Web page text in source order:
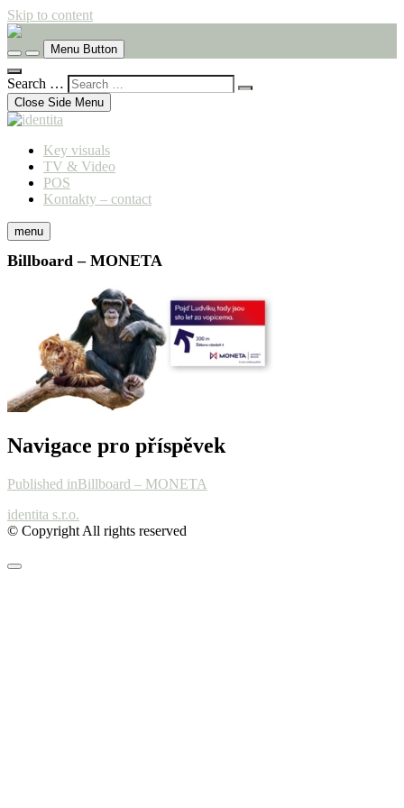
Skip to content
identita
komunikační agentura
Menu Button
Search …
Close Side Menu
Key visuals
TV & Video
POS
Kontakty – contact
menu
Billboard – MONETA
Navigace pro příspěvek
Published inBillboard – MONETA
identita s.r.o.
© Copyright All rights reserved